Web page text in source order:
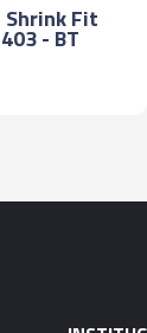
Shrink Fit
- BT